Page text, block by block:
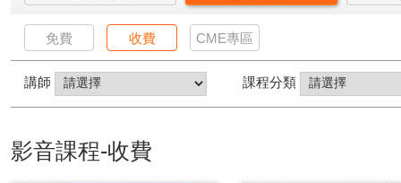
免費 收費 CME專區
講師 課程分類
影音課程-收費